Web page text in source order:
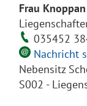
Frau Knoppan
035452
Nachricht
Nebensitz
S002 -